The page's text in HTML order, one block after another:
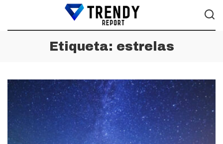
Etiqueta: estrelas